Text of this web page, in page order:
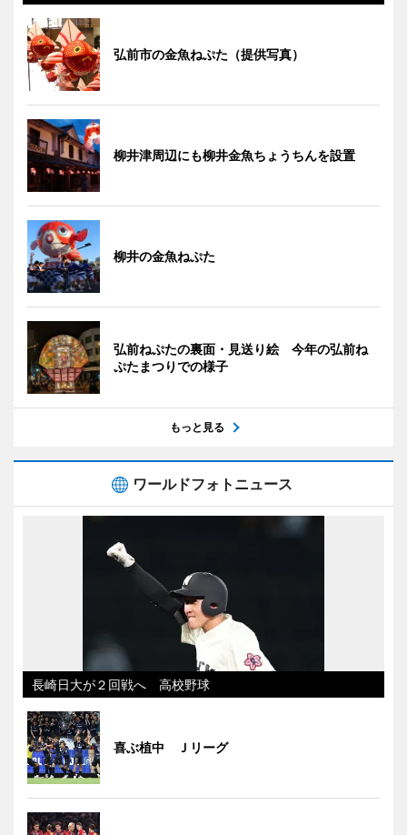
弘前市の金魚ねぷた（提供写真）
柳井津周辺にも柳井金魚ちょうちんを設置
柳井の金魚ねぷた
弘前ねぷたの裏面・見送り絵 今年の弘前ね
ぷたまつりでの様子
もっと見る
ワールドフォトニュース
長崎日大が２回戦へ 高校野球
喜ぶ植中 Ｊリーグ